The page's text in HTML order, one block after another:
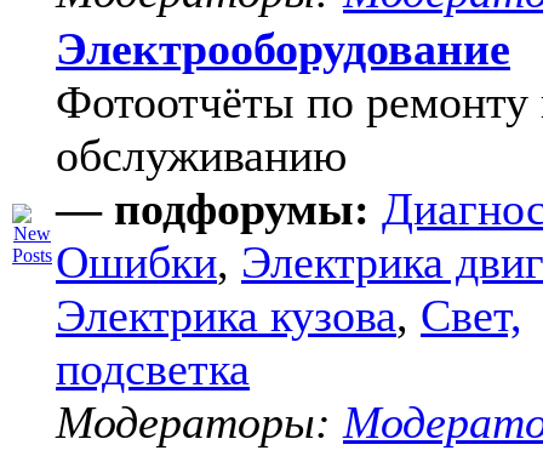
Электрооборудование
Фотоотчёты по ремонту
обслуживанию
— подфорумы:
Ошибки, Электрика
Электрика кузова, Свет,
подсветка
Модераторы: